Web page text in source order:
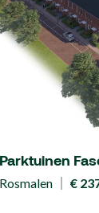
Parktuinen
Rosmalen €